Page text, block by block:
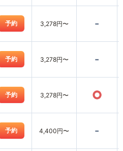
予約 3,278円〜 -
予約 3,278円〜 -
予約 3,278円〜 ○
予約 4,400円〜 -